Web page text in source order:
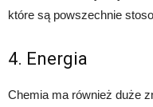
które są powszechnie
4. Energia
Chemia ma również duże